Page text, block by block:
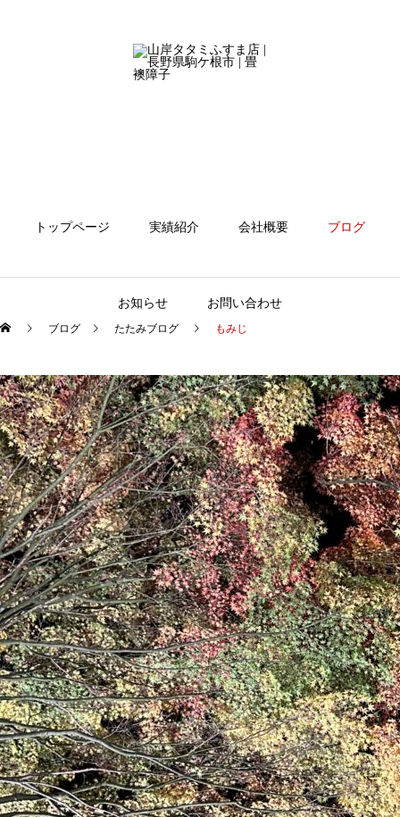
トップページ 実績紹介 会社概要 ブログ
お知らせ お問い合わせ
ブログ たたみブログ もみじ